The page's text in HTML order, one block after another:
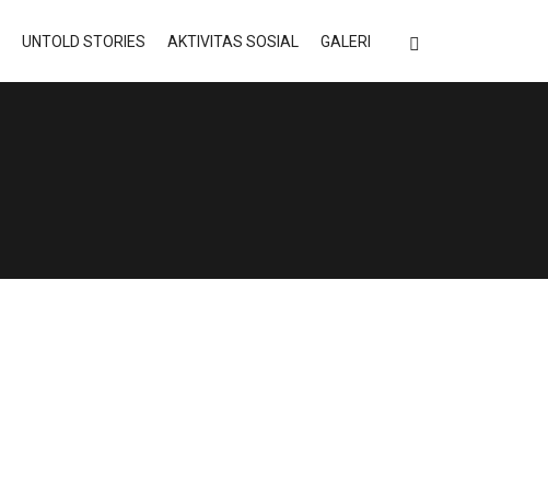
UNTOLD STORIES AKTIVITAS SOSIAL GALERI